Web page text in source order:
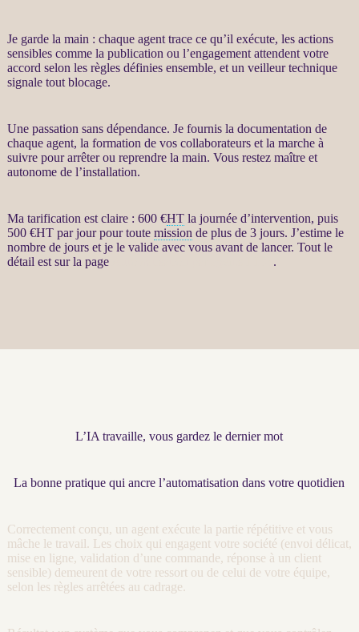
Je garde la main : chaque agenttrace ce qu’il exécute, les actions
sensibles comme la publication ou l’engagement attendent votre
accord selon les règles définies ensemble, et un veilleur technique
signale tout blocage.
Une passation sans dépendance. Je fournis la documentation de
chaque agent, la formation de vos collaborateurs et la marche à
suivre pour arrêter ou reprendre la main. Vous restez maître et
autonome de l’installation.
Ma tarification est claire : 600 €HTla journée d’intervention, puis
500 €HTpar jour pour toute mission de plus de 3 jours. J’estime le
nombre de jours et je le valide avec vous avant de lancer. Tout le
détail est sur la page
.
L’IA travaille, vous gardez le dernier mot
La bonne pratique qui ancre l’automatisation dans votre quotidien
Correctement conçu, un agent exécute la partie répétitive et vous
mâche le travail. Les choix qui engagent votre société (envoi délicat,
mise en ligne, validation d’une commande, réponse à un client
sensible) demeurent de votre ressort ou de celui de votre équipe,
selon les règles arrêtées au cadrage.